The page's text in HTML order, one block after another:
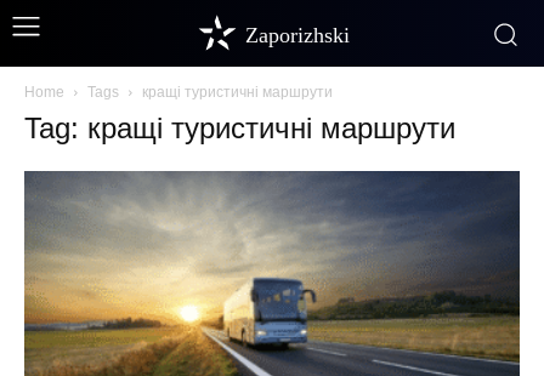
Zaporizhski
Home Tags кращі туристичні маршрути
Tag: кращі туристичні маршрути